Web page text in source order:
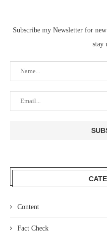
Subscribe my Newsletter for
stay
Content
Fact Check